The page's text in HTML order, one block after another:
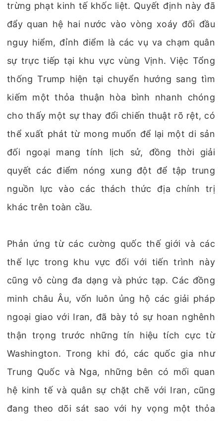
trừng phạt kinh tế khốc liệt. Quyết định này đã
đẩy quan hệ hai nước vào vòng xoáy đối đầu
nguy hiểm, đỉnh điểm là các vụ va chạm quân
sự trực tiếp tại khu vực vùng Vịnh. Việc Tổng
thống Trump hiện tại chuyển hướng sang tìm
kiếm một thỏa thuận hòa bình nhanh chóng
cho thấy một sự thay đổi chiến thuật rõ rệt, có
thể xuất phát từ mong muốn để lại một di sản
đối ngoại mang tính lịch sử, đồng thời giải
quyết các điểm nóng xung đột để tập trung
nguồn lực vào các thách thức địa chính trị
khác trên toàn cầu.
Phản ứng từ các cường quốc thế giới và các
thế lực trong khu vực đối với tiến trình này
cũng vô cùng đa dạng và phức tạp. Các đồng
minh châu Âu, vốn luôn ủng hộ các giải pháp
ngoại giao với Iran, đã bày tỏ sự hoan nghênh
thận trọng trước những tín hiệu tích cực từ
Washington. Trong khi đó, các quốc gia như
Trung Quốc và Nga, những bên có mối quan
hệ kinh tế và quân sự chặt chẽ với Iran, cũng
đang theo dõi sát sao với hy vọng một thỏa